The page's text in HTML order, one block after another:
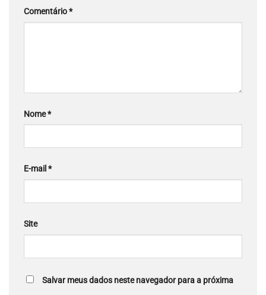
Comentário*
Nome*
E-mail*
Site
Salvar meus dados neste navegador para a próxima